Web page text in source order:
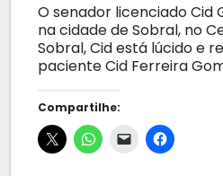
O senador licenciado Cid
na cidade de Sobral, no
Sobral, Cid está lúcido e
paciente Cid Ferreira
Compartilhe: